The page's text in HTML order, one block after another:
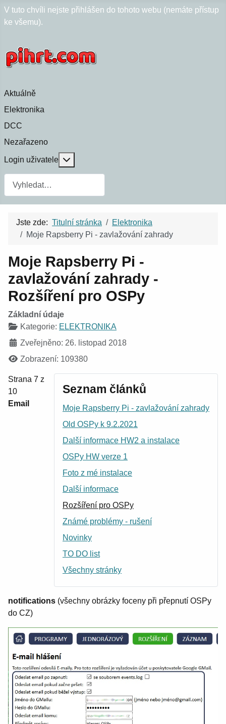
V tuto chvíli nejste přihlášen do tohoto webu (nemáte přístup
ke všemu).
Aktuálně
Elektronika
DCC
Nezařazeno
Login uživatele
Jste zde: Titulní stránka
Elektronika
Moje Rapsberry Pi - zavlažování zahrady
Moje Rapsberry Pi -
zavlažování zahrady -
Rozšíření pro OSPy
Základní údaje
Kategorie: ELEKTRONIKA
Zveřejněno: 26. listopad 2018
Zobrazení: 109380
Seznam článků
Moje Rapsberry Pi - zavlažování zahrady
Old OSPy k 9.2.2021
Další informace HW2 a instalace
OSPy HW verze 1
Foto z mé instalace
Další informace
Rozšíření pro OSPy
Známé problémy - rušení
Novinky
TO DO list
Všechny stránky
Strana 7 z
10
Email
notifications (všechny obrázky foceny při přepnutí OSPy
do CZ)